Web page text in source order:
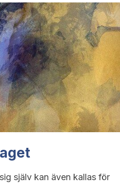
själv kan även kallas för